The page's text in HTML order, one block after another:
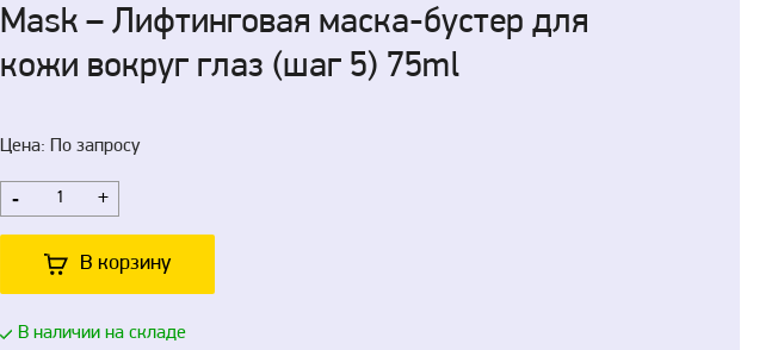
Mask – Лифтинговая маска-бустер для
кожи вокруг глаз (шаг 5) 75ml
Цена: По запросу
- +
В корзину
В наличии на складе